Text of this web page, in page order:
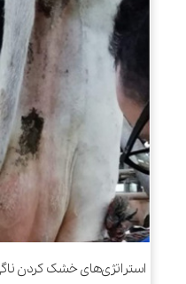
استراتژی‌های خشک کردن